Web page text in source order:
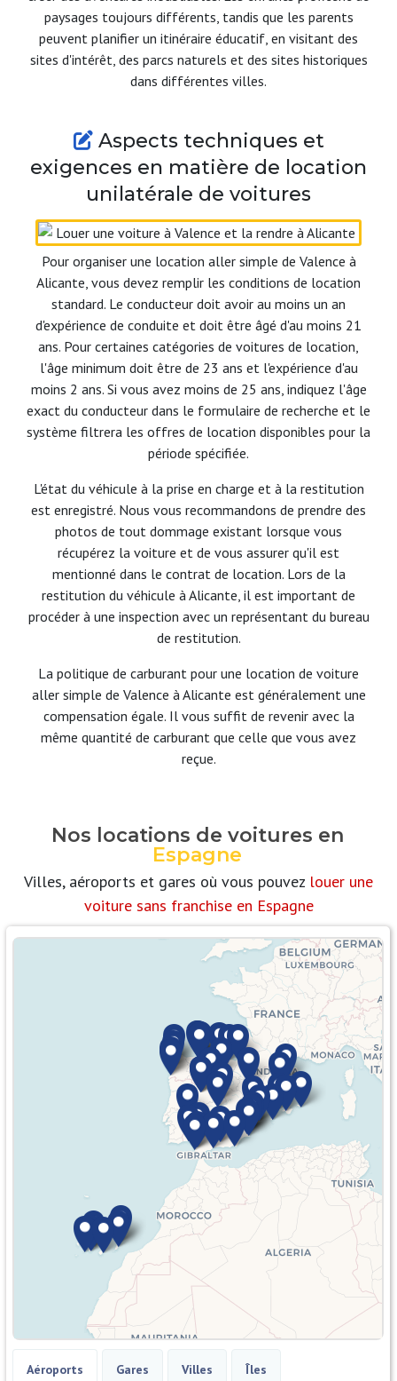
paysages toujours différents, tandis que les parents
peuvent planifier un itinéraire éducatif, en visitant des
sites d'intérêt, des parcs naturels et des sites historiques
dans différentes villes.
Aspects techniques et
exigences en matière de location
unilatérale de voitures
Pour organiser une location aller simple de Valence à
Alicante, vous devez remplir les conditions de location
standard. Le conducteur doit avoir au moins un an
d'expérience de conduite et doit être âgé d'au moins 21
ans. Pour certaines catégories de voitures de location,
l'âge minimum doit être de 23 ans et l'expérience d'au
moins 2 ans. Si vous avez moins de 25 ans, indiquez l'âge
exact du conducteur dans le formulaire de recherche et le
système filtrera les offres de location disponibles pour la
période spécifiée.
L'état du véhicule à la prise en charge et à la restitution
est enregistré. Nous vous recommandons de prendre des
photos de tout dommage existant lorsque vous
récupérez la voiture et de vous assurer qu'il est
mentionné dans le contrat de location. Lors de la
restitution du véhicule à Alicante, il est important de
procéder à une inspection avec un représentant du bureau
de restitution.
La politique de carburant pour une location de voiture
aller simple de Valence à Alicante est généralement une
compensation égale. Il vous suffit de revenir avec la
même quantité de carburant que celle que vous avez
reçue.
Nos locations de voitures en
Espagne
Villes, aéroports et gares où vous pouvez louer une
voiture sans franchise en Espagne
Aéroports Gares Villes Îles